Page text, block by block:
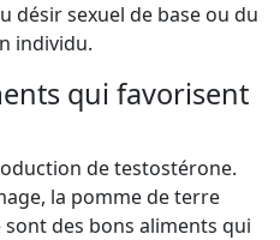
désir sexuel de base ou du
individu.
qui favorisent
de testostérone.
la pomme de terre
des bons aliments qui